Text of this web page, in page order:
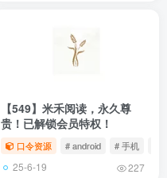
【549】米禾阅读，永久尊
贵！已解锁会员特权！
口令资源 # android # 手机
25-6-19 227